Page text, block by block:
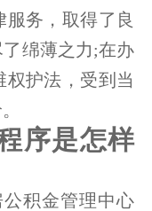
务，取得了良
绵薄之力;在办
护法，受到当
序是怎样
积金管理中心